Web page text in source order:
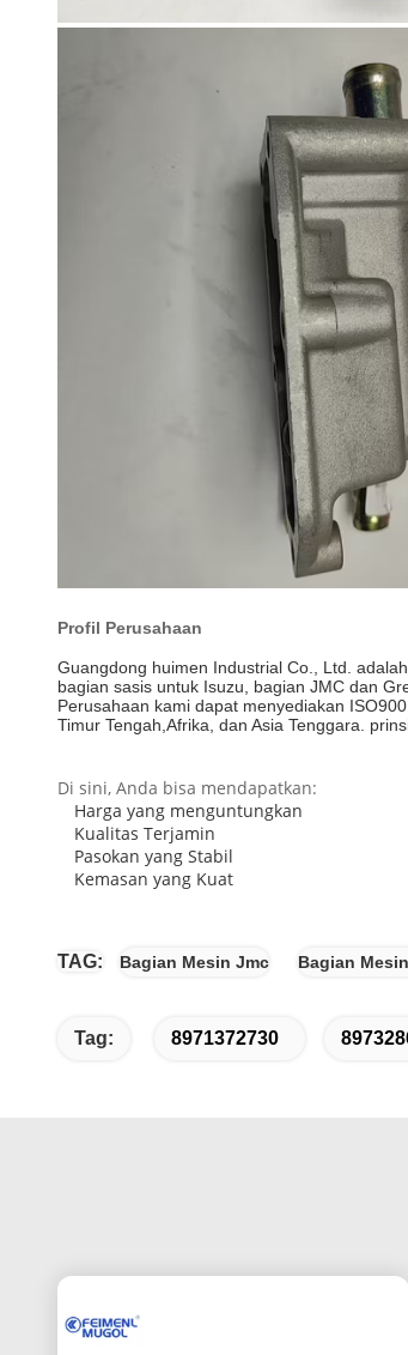
Profil Perusahaan
Guangdong huimen Industrial Co., Ltd.
bagian sasis untuk Isuzu, bagian JMC dan
Perusahaan kami dapat menyediakan
Timur Tengah,Afrika, dan Asia Tenggara.
Di sini, Anda bisa mendapatkan:
Harga yang menguntungkan
Kualitas Terjamin
Pasokan yang Stabil
Kemasan yang Kuat
TAG: Bagian Mesin Jmc Bagian
Tag: 8971372730